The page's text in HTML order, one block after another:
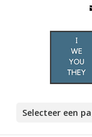
Selecteer een